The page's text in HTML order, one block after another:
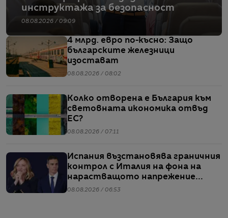
инструктажа за безопасност
08.08.2026 / 09:09
4 млрд. евро по-късно: Защо
българските железници
изостават
08.08.2026 / 08:02
Колко отворена е България към
световната икономика отвъд
ЕС?
08.08.2026 / 07:11
Испания възстановява граничния
контрол с Италия на фона на
нарастващото напрежение
заради мигрантите
08.08.2026 / 06:53